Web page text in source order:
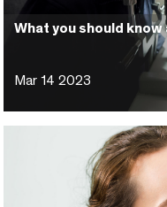
What you should
Mar 14 2023